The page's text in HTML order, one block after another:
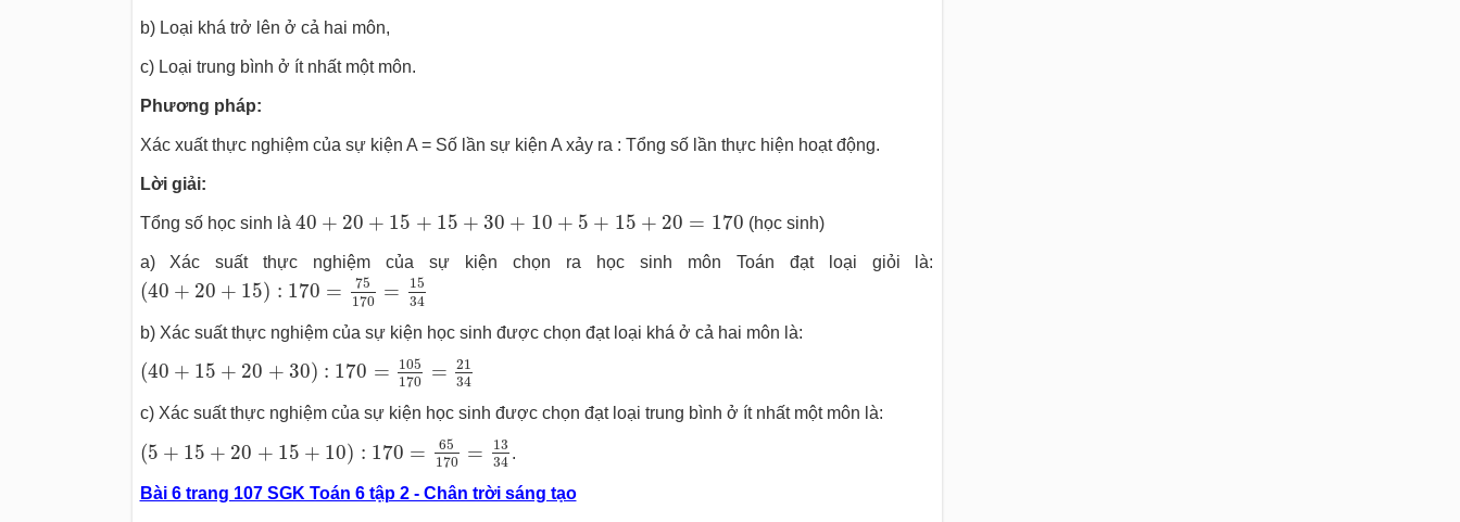
b) Loại khá trở lên ở cả hai môn,
c) Loại trung bình ở ít nhất một môn.
Phương pháp:
Xác xuất thực nghiệm của sự kiện A = Số lần sự kiện A xảy ra : Tổng số lần thực hiện hoạt động.
Lời giải:
Tổng số học sinh là 40 + 20 + 15 + 15 + 30 + 10 + 5 + 15 + 20 = 170
40 + 20+ 15+15 +30 + 10+ 5 +15 + 20 = 170 (học sinh)
a) Xác suất thực nghiệm của sự kiện chọn ra học sinh môn Toán đạt loại giỏi là:
(40 + 20 + 15) : 170 =
75
170 =
15
34
(40 20 + ) :170 =75170= 34
b) Xác suất thực nghiệm của sự kiện học sinh được chọn đạt loại khá ở cả hai môn là:
(40 + 15 + 20 + 30) : 170 =
105
170
= 21
34
(40 15 + + 30 170 105 170= 34
c) Xác suất thực nghiệm của sự kiện học sinh được chọn đạt loại trung bình ở ít nhất một môn là:
(5 + 15 + 20 + 15 + 10) : 170 =
65
170 =
13
34
(5 + 10 170= 13
.
Bài 6 trang 107 SGK Toán 6 tập 2 - Chân trời sáng tạo